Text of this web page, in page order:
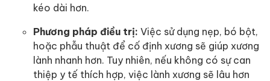
kéo dài hơn.
Phương pháp điều trị: Việc sử dụng nẹp, bó bột,
hoặc phẫu thuật để cố định xương sẽ giúp xương
lành nhanh hơn. Tuy nhiên, nếu không có sự can
thiệp y tế thích hợp, việc lành xương sẽ lâu hơn